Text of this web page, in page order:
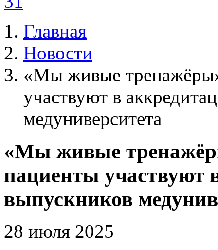
Главная
Новости
«Мы живые
участвуют в
медуниверситета
«Мы живые
пациенты участвуют
выпускников
28 июля 2025